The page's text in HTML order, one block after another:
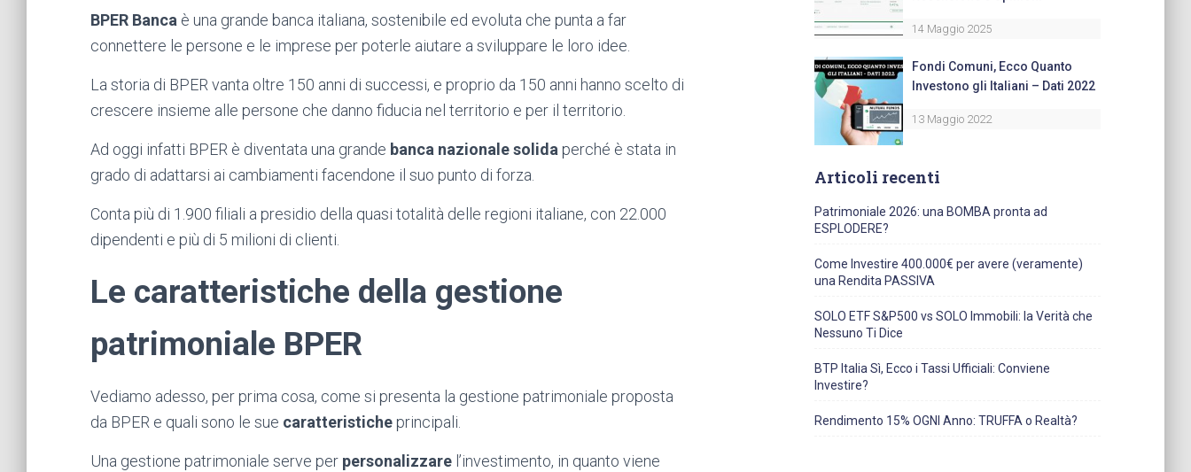
BPER Banca è una grande banca italiana, sostenibile ed evoluta che punta a far
connettere le persone e le imprese per poterle aiutare a sviluppare le loro idee.
La storia di BPER vanta oltre 150 anni di successi, e proprio da 150 anni hanno scelto di
crescere insieme alle persone che danno fiducia nel territorio e per il territorio.
Ad oggi infatti BPER è diventata una grande banca nazionale solida perché è stata in
grado di adattarsi ai cambiamenti facendone il suo punto di forza.
Conta più di 1.900 filiali a presidio della quasi totalità delle regioni italiane, con 22.000
dipendenti e più di 5 milioni di clienti.
Le caratteristiche della gestione
patrimoniale BPER
Vediamo adesso, per prima cosa, come si presenta la gestione patrimoniale proposta
da BPER e quali sono le sue caratteristiche principali.
Una gestione patrimoniale serve per personalizzare l’investimento, in quanto viene
14 Maggio 2025
Fondi Comuni, Ecco Quanto
Investono gli Italiani – Dati 2022
13 Maggio 2022
Articoli recenti
Patrimoniale 2026: una BOMBA pronta ad
ESPLODERE?
Come Investire 400.000€ per avere (veramente)
una Rendita PASSIVA
SOLO ETF S&P500 vs SOLO Immobili: la Verità che
Nessuno Ti Dice
BTP Italia Sì, Ecco i Tassi Ufficiali: Conviene
Investire?
Rendimento 15% OGNI Anno: TRUFFA o Realtà?